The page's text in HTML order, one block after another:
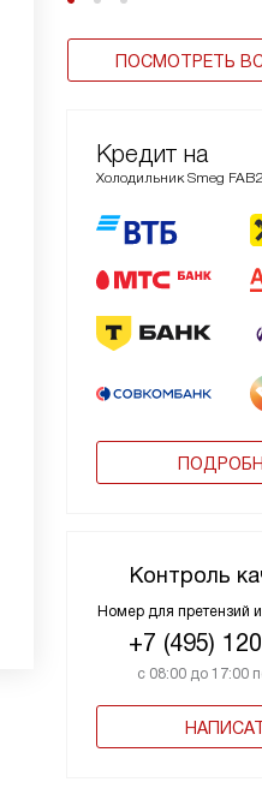
ПОСМОТРЕТЬ
Кредит на
Холодильник Smeg
Контроль
Номер для претензий
+7 (495)
с 08:00 до 17:00